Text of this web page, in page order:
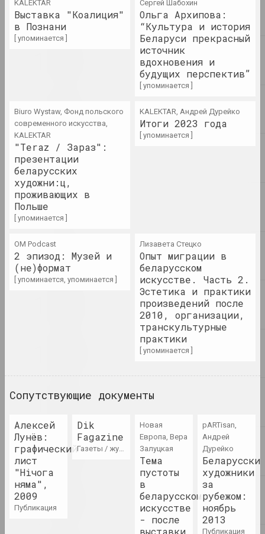
"выжыванцы" з арнаментам ад
Руфіны Базловай
фотодокумент
Саша Рейзор
The Code of Presence:
Belarusian Protest
Patterns
публикация
Walera Martynchik.
Walera Martynchik.
Catalogue 3
Валерий Мартынчик
Walera Martynchik.
Reconstruction of events
2021 Галина Васильева
действии
книга
Chrysalis Mag, Алексей Кузьмич (младший)
Время действовать:
акционизм, перформанс,
активизм. Часть 1
публикация
KALEKTAR
Выставка "Коалиция"
в Познани
[ упоминается ]
Сергей Шабохин
Ольга Архипова:
“Культура и история
Беларуси прекрасный
источник
вдохновения и
будущих перспектив”
[ упоминается ]
Biuro Wystaw, Фонд польского
современного искусства,
KALEKTAR
"Teraz / Зараз":
презентации
беларусских
художни:ц,
проживающих в
Польше
[ упоминается ]
KALEKTAR, Андрей Дурейко
Итоги 2023 года
[ упоминается ]
OM Podcast
2 эпизод: Музей и
(не)формат
[ упоминается, упоминается ]
Лизавета Стецко
Опыт миграции в
беларусском
искусстве. Часть 2.
Эстетика и практики
произведений после
2010, организации,
транскультурные
практики
[ упоминается ]
Сопутствующие документы
Алексей
Лунёв:
графический
лист
"Нiчога
няма",
2009
публикация
Dik
Fagazine
газеты / журналы
Новая
Европа, Вера
Залуцкая
Тема
пустоты
в
беларусском
искусстве
- после
выставки
pARTisan,
Андрей
Дурейко
художники
за
рубежом:
ноябрь
2013
публикация